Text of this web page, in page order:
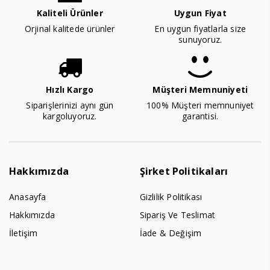
Kaliteli Ürünler
Orjinal kalitede ürünler
Uygun Fiyat
En uygun fiyatlarla size
sunuyoruz.
Hızlı Kargo
Siparişlerinizi aynı gün
kargoluyoruz.
Müşteri Memnuniyeti
100% Müşteri memnuniyet
garantisi.
Hakkımızda
Anasayfa
Hakkımızda
İletişim
Şirket Politikaları
Gizlilik Politikası
Sipariş Ve Teslimat
İade & Değişim